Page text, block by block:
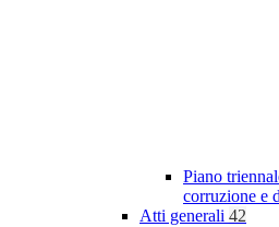
Piano
corruzione e
Atti generali 42